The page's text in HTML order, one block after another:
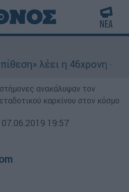
η 46χρονη - Τι
ανακάλυψαν τον
καρκίνου στον κόσμο
07.06.2019 19:57